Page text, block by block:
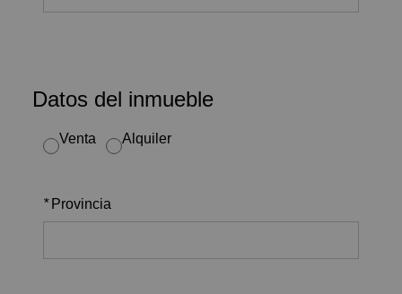
Datos del inmueble
Venta Alquiler
* Provincia